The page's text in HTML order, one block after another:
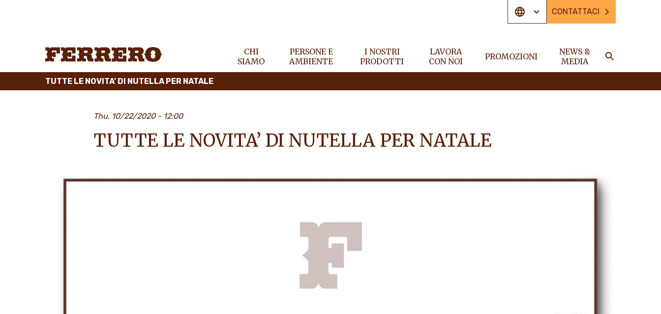
CHI
SIAMO
PERSONE E
AMBIENTE
I NOSTRI
PRODOTTI
LAVORA
CON NOI
PROMOZIONI
NEWS &
MEDIA
CONTATTACI
TUTTE LE NOVITA’ DI NUTELLA PER NATALE
Thu, 10/22/2020 - 12:00
TUTTE LE NOVITA’ DI NUTELLA PER NATALE